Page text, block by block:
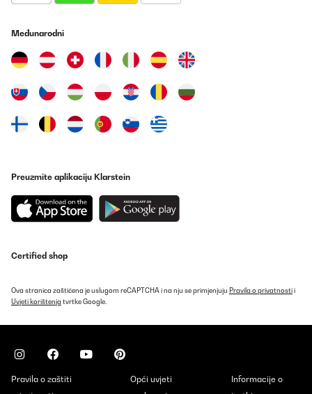
La pas de problème radiateur très bien. Qu il essaye de ne pas
oublier de mettre les portes roulettes et roulettes dans le carton.
pièces manquantes moi même. Le vendeur voulait que je le renvoi
ce que j ai pas fait.
Utilisateur d'Amazon
Međunarodni
Preuzmite aplikaciju Klarstein
Certified shop
Ova stranica zaštićena je uslugom reCAPTCHA i na nju se primjenjuju Pravila o privatnostii
Uvjeti korištenja tvrtke Google.
Pravila o zaštiti
Opći uvjeti
Informacije o